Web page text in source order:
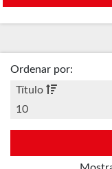
Ordenar por:
Título
10